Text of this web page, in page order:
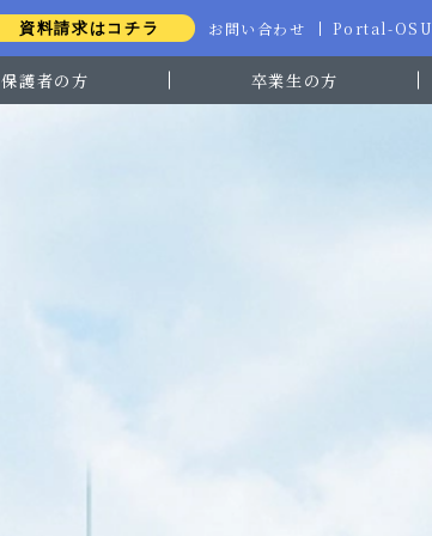
資料請求はコチラ お問い合わせ Portal-OSU
保護者の方 卒業生の方